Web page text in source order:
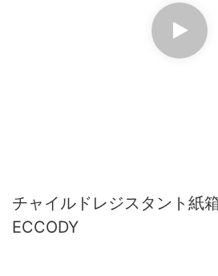
チャイルドレジスタント紙
ECCODY